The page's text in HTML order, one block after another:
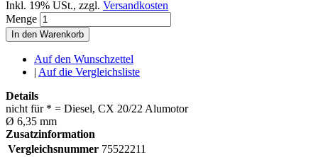
Inkl. 19% USt., zzgl. Versandkosten
Menge
In den Warenkorb
Auf den Wunschzettel
| Auf die Vergleichsliste
Details
nicht für * = Diesel, CX 20/22 Alumotor
Ø 6,35 mm
Zusatzinformation
Vergleichsnummer 75522211